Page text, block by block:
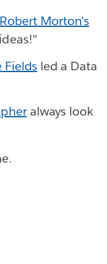
Robert Morton's
Fields led a Data
always look